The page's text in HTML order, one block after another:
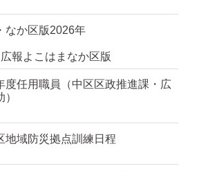
なか区版2026年
広報よこはまなか区版
度任用職員（中区区政推進課・広
地域防災拠点訓練日程